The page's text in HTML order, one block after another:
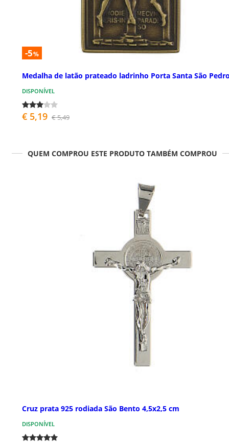
-5%
Medalha de latão prateado ladrinho Porta Santa São
DISPONÍVEL
€ 5,19 € 5,49
QUEM COMPROU ESTE PRODUTO TAMBÉM COMPROU
Cruz prata 925 rodiada São Bento 4,5x2,5 cm
DISPONÍVEL